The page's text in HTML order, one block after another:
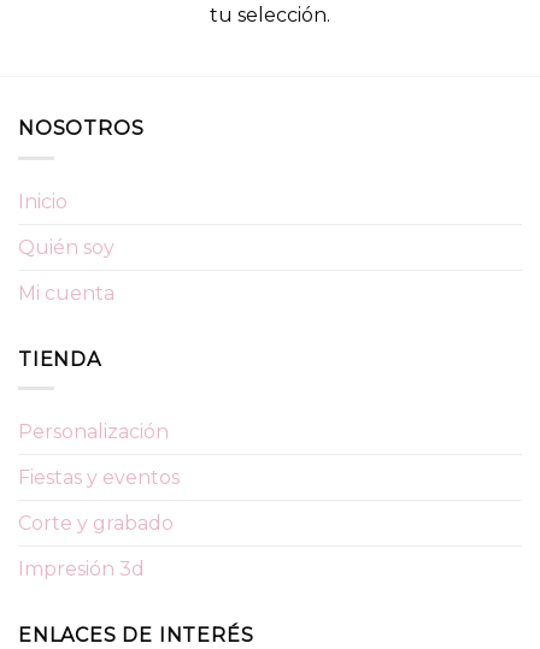
tu selección.
NOSOTROS
Inicio
Quién soy
Mi cuenta
TIENDA
Personalización
Fiestas y eventos
Corte y grabado
Impresión 3d
ENLACES DE INTERÉS